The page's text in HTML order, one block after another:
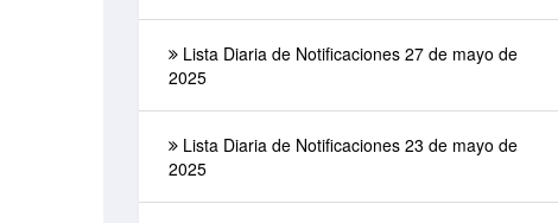
Lista Diaria de Notificaciones 27 de mayo de
2025
Lista Diaria de Notificaciones 23 de mayo de
2025